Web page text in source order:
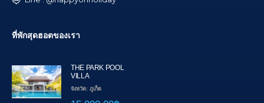
ที่พักสุดฮอตของเรา
THE PARK POOL
VILLA
จังหวัด: ภูเก็ต